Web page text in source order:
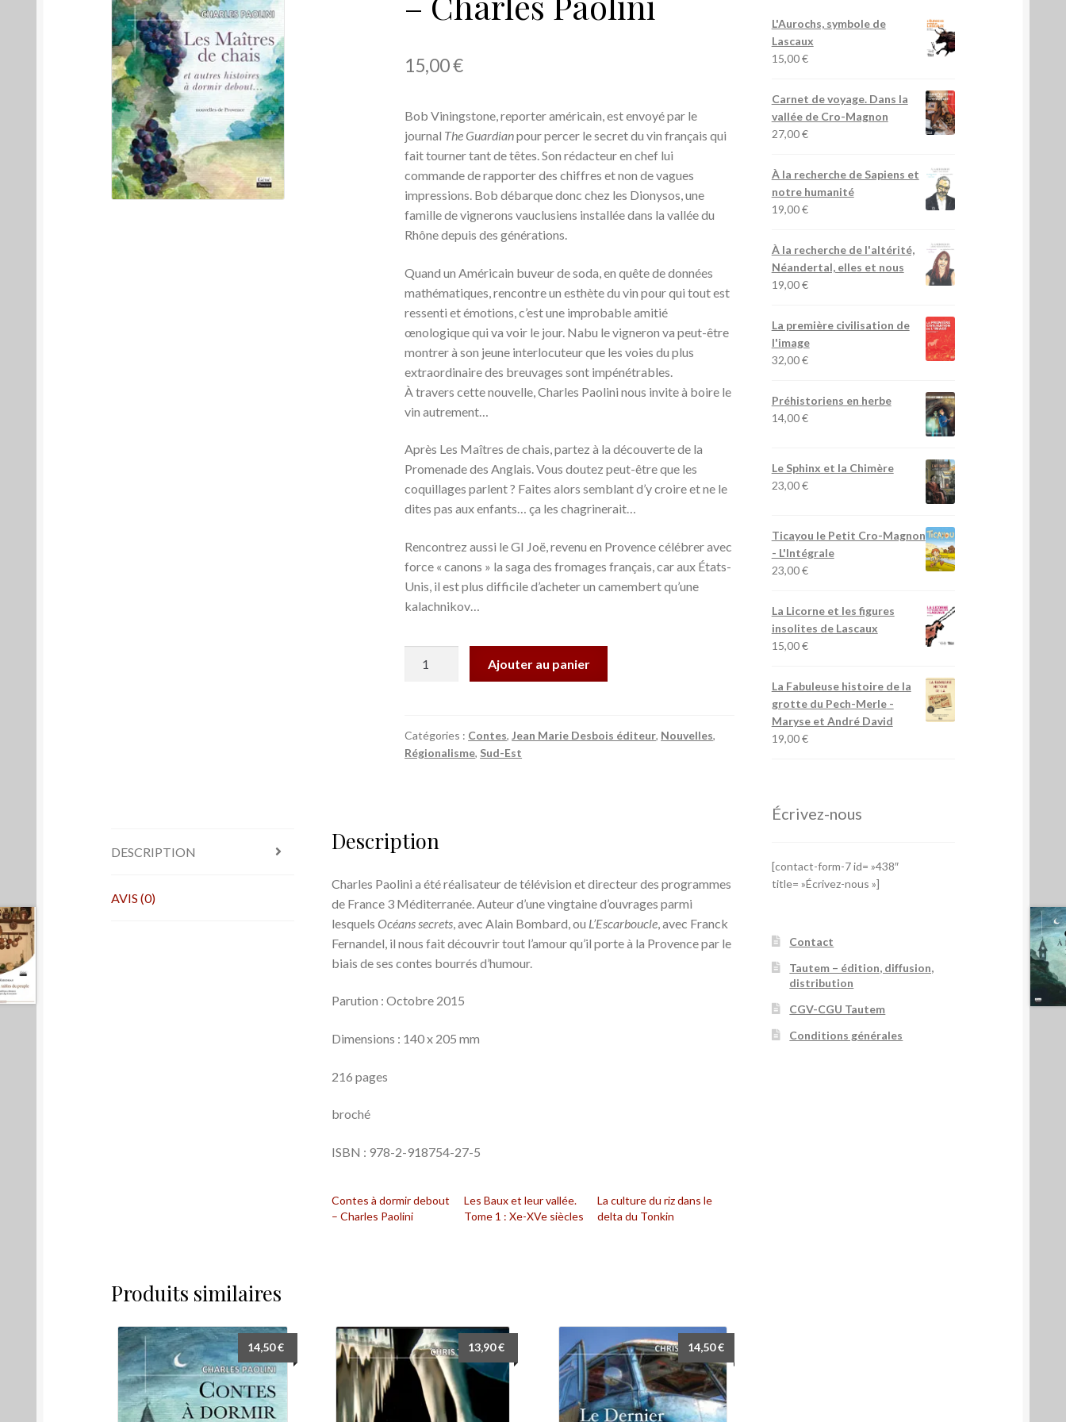
15,00€
Bob Viningstone, reporter amé­ricain, est envoyé par le
journal The Guardianpour percer le secret du vin fran­çais qui
fait tourner tant de têtes. Son rédacteur en chef lui
commande de rapporter des chiffres etnon de vagues
impressions. Bob débarque donc chez les Dionysos, une
famille de vignerons vau­clu­siens installée dans la vallée du
Rhône depuis des géné­ra­tions.
Quand un Américain buveur de soda, en quête de données
mathématiques, rencontre un esthète du vin pour qui tout est
ressenti et émotions, c’est une improbable amitié
œnologique qui va voir le jour. Nabu le vigneron va peut-être
montrer à son jeune inter­­locuteur que les voies du plus
extraordinaire des breuvages sont impénétrables.
À travers cette nouvelle, Charles Paolini nous invite à boire le
vin autrement…
Après Les Maîtres de chais, partez à la découverte de la
Promenade des Anglais. Vous doutez peut-être que les
coquillages parlent ? Faites alors semblant d’y croire et ne le
dites pas aux enfants… ça les chagrinerait…
Rencontrez aussi le GI Joë, revenu en Provence célébrer avec
force « canons » la saga des fromages français, car aux États-
Unis, il est plus difficile d’acheter un camembert qu’une
kalachnikov…
de
chais
Ajouter au panier
Catégories : Contes,Jean Marie Desbois éditeur, Nouvelles,
Régionalisme, Sud-Est
DESCRIPTION
AVIS (0)
Description
Charles Paolini a été réa­li­sa­teur de télévision et directeur des programmes
de France 3 Méditerranée. Auteur d’une vingtaine d’ouvrages parmi
lesquels Océans secrets, avec Alain Bombard, ou L’Escar­bou­cle, avec Franck
Fer­nan­del, il nous fait découvrirtout l’amour qu’il porte à la Provence par le
biais de ses contes bourrés d’humour.
Parution : Octobre 2015
Dimensions : 140 x 205 mm
216 pages
broché
ISBN : 978-2-918754-27-5
Contes à dormir debout
– Charles Paolini
Les Baux et leur vallée.
Tome 1 : Xe-XVe siècles
La culture du riz dans le
delta du Tonkin
Produits similaires
14,50€ 13,90€ 14,50€
L'Aurochs, symbole de
Lascaux
15,00€
Carnet de voyage. Dans la
vallée de Cro-Magnon
27,00€
À la recherche de Sapiens et
notre humanité
19,00€
À la recherche de l'altérité,
Néandertal, elles et nous
19,00€
La première civilisation de
l'image
32,00€
Préhistoriens en herbe
14,00€
Le Sphinx et la Chimère
23,00€
Ticayou le Petit Cro-Magnon
- L'Intégrale
23,00€
La Licorne et les figures
insolites de Lascaux
15,00€
La Fabuleuse histoire de la
grotte du Pech-Merle-
Maryse et André David
19,00€
Écrivez-nous
[contact-form-7 id= »438″
title= »Écrivez-nous »]
Contact
Tautem – édition, diffusion,
distribution
CGV-CGU Tautem
Conditions générales